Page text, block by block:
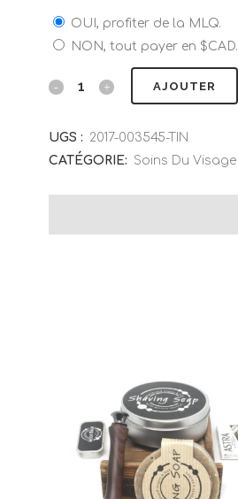
OUI, profiter de la MLQ.
NON, tout payer en $CAD.
AJOUTER
UGS : 2017-003545-TIN
CATÉGORIE: Soins Du Visage